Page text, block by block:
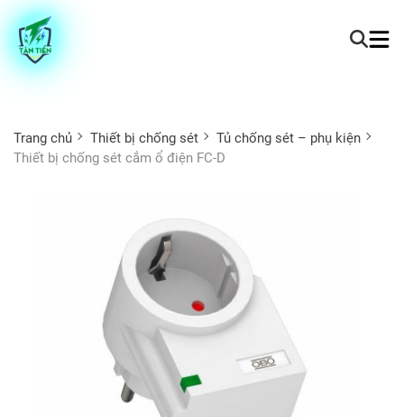
Trang chủ Thiết bị chống sét
Tủ chống sét – phụ kiện
Thiết bị chống sét cắm ổ điện FC-D